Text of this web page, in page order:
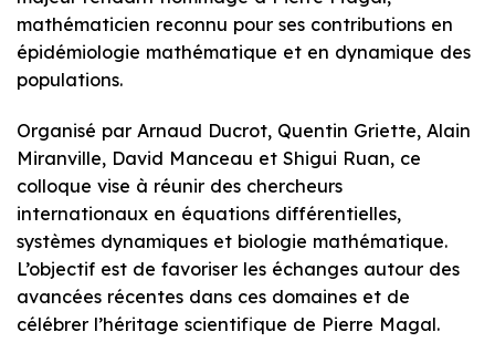
mathématicien reconnu pour ses contributions en
épidémiologie mathématique et en dynamique des
populations.
Organisé par Arnaud Ducrot, Quentin Griette, Alain
Miranville, David Manceau et Shigui Ruan, ce
colloque vise à réunir des chercheurs
internationaux en équations différentielles,
systèmes dynamiques et biologie mathématique.
L’objectif est de favoriser les échanges autour des
avancées récentes dans ces domaines et de
célébrer l’héritage scientifique de Pierre Magal.